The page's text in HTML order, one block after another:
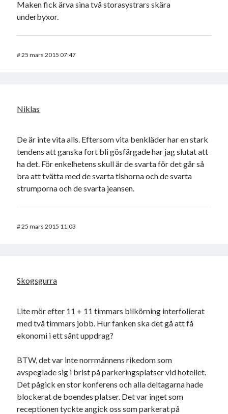
Maken fick ärva sina två storasystrars skära
underbyxor.
#25 mars 2015 07:47
Niklas
De är inte vita alls. Eftersom vita benkläder har en stark
tendens att ganska fort bli gösfärgade har jag slutat att
ha det. För enkelhetens skull är de svarta för det går så
bra att tvätta med de svarta tishorna och de svarta
strumporna och de svarta jeansen.
#25 mars 2015 11:03
Skogsgurra
Lite mör efter 11 + 11 timmars bilkörning interfolierat
med två timmars jobb. Hur fanken ska det gå att få
ekonomi i ett sånt uppdrag?
BTW, det var inte norrmännens rikedom som
avspeglade sig i brist på parkeringsplatser vid hotellet.
Det pågick en stor konferens och alla deltagarna hade
blockerat de boendes platser. Det var inget som
receptionen tyckte angick oss som parkerat på